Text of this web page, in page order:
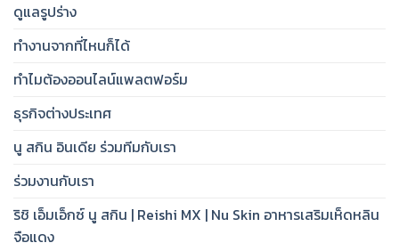
ดูแลรูปร่าง
ทำงานจากที่ไหนก็ได้
ทำไมต้องออนไลน์แพลตฟอร์ม
ธุรกิจต่างประเทศ
นู สกิน อินเดีย ร่วมทีมกับเรา
ร่วมงานกับเรา
ริชิ เอ็มเอ็กซ์ นู สกิน | Reishi MX | Nu Skin อาหารเสริมเห็ดหลิน
จือแดง